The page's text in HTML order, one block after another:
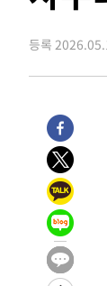
3시간 전 >[속
4시간 전 >[속
4시간 전 >
4시간 전 >
[
후임
-12212초 전 >
-9351초 전 >
향수정 (2보)
-8799초 전 >
-4662초 전 >
실천"
-3747초 전 >
등록